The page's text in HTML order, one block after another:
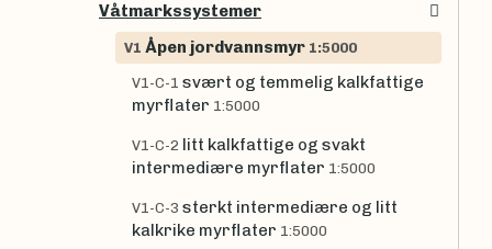
Våtmarkssystemer
V1 Åpen jordvannsmyr 1:5000
V1-C-1 svært og temmelig kalkfattige
myrflater 1:5000
V1-C-2 litt kalkfattige og svakt
intermediære myrflater 1:5000
V1-C-3 sterkt intermediære og litt
kalkrike myrflater 1:5000